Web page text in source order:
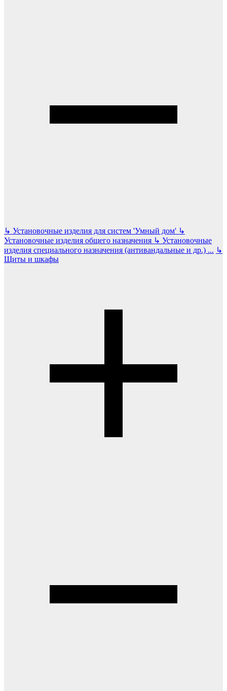
↳ Установочные изделия для систем 'Умный дом' ↳
Установочные изделия общего назначения ↳ Установочные
изделия специального назначения (антивандальные и др.) ... ↳
Щиты и шкафы